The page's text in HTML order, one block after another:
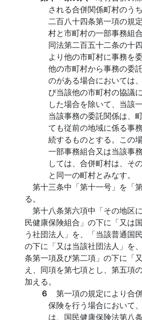
される合併関係町村のう
二百八十四条第一項の規
村と市町村の一部事務組
同法第二百五十二条の十
より他の市町村に事務を
他の市町村から事務の委
のがある場合においては
び当該他の市町村の協議
した場合を除いて、当該
当該事務の委託関係は、
ても従前の地域に係る事
続するものとする。この
一部事務組合又は当該事
しては、合併町村は、そ
と同一の町村とみなす。
第十三条中「第十一号」を「
る。
第十八条第六項中「その地区
民健康保険組合」の下に「又は
う社団法人」を、「当該普通国
の下に「又は当該社団法人」を
条第一項及び第二項」の下に「
え、同項を第七項とし、第五項
加える。
６ 第一項の規定により合
保険を行う場合において
は、国民健康保険法第八